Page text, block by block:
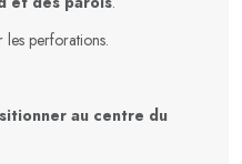
les perforations.
au centre du